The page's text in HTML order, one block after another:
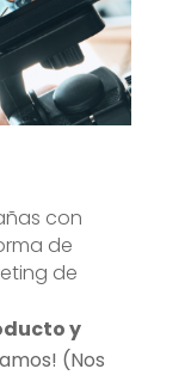
con
de
de
y
(Nos